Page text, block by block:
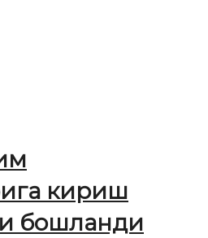
кириш
бошланди